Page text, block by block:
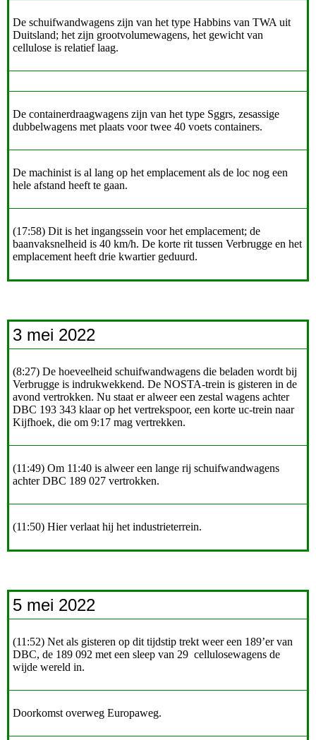
De schuifwandwagens zijn van het type Habbins van TWA uit
Duitsland; het zijn grootvolumewagens, het gewicht van
cellulose is relatief laag.
De containerdraagwagens zijn van het type Sggrs, zesassige
dubbelwagens met plaats voor twee 40 voets containers.
De machinist is al lang op het emplacement als de loc nog een
hele afstand heeft te gaan.
(17:58) Dit is het ingangssein voor het emplacement; de
baanvaksnelheid is 40 km/h. De korte rit tussen Verbrugge en het
emplacement heeft drie kwartier geduurd.
3 mei 2022
(8:27) De hoeveelheid schuifwandwagens die beladen wordt bij
Verbrugge is indrukwekkend. De NOSTA-trein is gisteren in de
avond vertrokken. Nu staat er alweer een zestal wagens achter
DBC 193 343 klaar op het vertrekspoor, een korte uc-trein naar
Kijfhoek, die om 9:17 mag vertrekken.
(11:49) Om 11:40 is alweer een lange rij schuifwandwagens
achter DBC 189 027 vertrokken.
(11:50) Hier verlaat hij het industrieterrein.
5 mei 2022
(11:52) Net als gisteren op dit tijdstip trekt weer een 189’er van
DBC, de 189 092 met een sleep van 29 cellulosewagens de
wijde wereld in.
Doorkomst overweg Europaweg.